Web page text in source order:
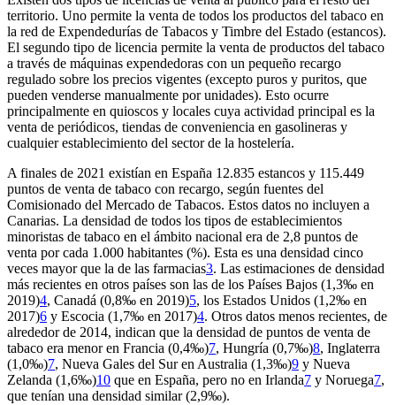
territorio. Uno permite la venta de todos los productos del tabaco en
la red de Expendedurías de Tabacos y Timbre del Estado (estancos).
El segundo tipo de licencia permite la venta de productos del tabaco
a través de máquinas expendedoras con un pequeño recargo
regulado sobre los precios vigentes (excepto puros y puritos, que
pueden venderse manualmente por unidades). Esto ocurre
principalmente en quioscos y locales cuya actividad principal es la
venta de periódicos, tiendas de conveniencia en gasolineras y
cualquier establecimiento del sector de la hostelería.
A finales de 2021 existían en España 12.835 estancos y 115.449
puntos de venta de tabaco con recargo, según fuentes del
Comisionado del Mercado de Tabacos. Estos datos no incluyen a
Canarias. La densidad de todos los tipos de establecimientos
minoristas de tabaco en el ámbito nacional era de 2,8 puntos de
venta por cada 1.000 habitantes (%). Esta es una densidad cinco
veces mayor que la de las farmacias3. Las estimaciones de densidad
más recientes en otros países son las de los Países Bajos (1,3‰ en
2019)4, Canadá (0,8‰ en 2019)5, los Estados Unidos (1,2‰ en
2017)6 y Escocia (1,7‰ en 2017)4. Otros datos menos recientes, de
alrededor de 2014, indican que la densidad de puntos de venta de
tabaco era menor en Francia (0,4‰)7, Hungría (0,7‰)8, Inglaterra
(1,0‰)7, Nueva Gales del Sur en Australia (1,3‰)9 y Nueva
Zelanda (1,6‰)10 que en España, pero no en Irlanda7 y Noruega7,
que tenían una densidad similar (2,9‰).